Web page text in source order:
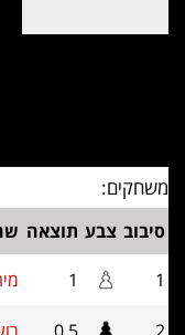
משחקים:
סיבוב צבע תוצאה
1
1